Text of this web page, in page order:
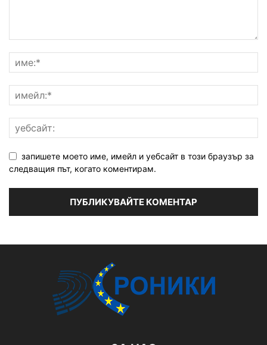
запишете моето име, имейл и уебсайт в този браузър за
следващия път, когато коментирам.